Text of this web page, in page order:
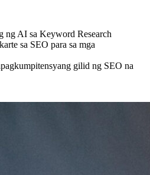
ng AI sa Keyword Research
sa SEO para sa mga
gilid ng SEO na